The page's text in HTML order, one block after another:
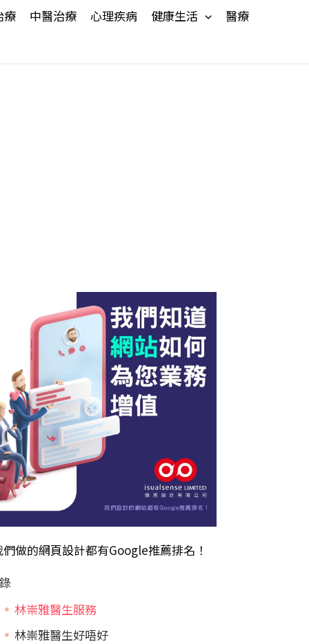
療 中醫治療 心理疾病 健康生活 醫療
們做的網頁設計都有Google推薦排名！
林崇雅醫生服務
林崇雅醫生好唔好